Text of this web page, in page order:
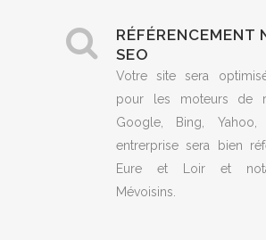
RÉFÉRENCEMENT
SEO
Votre site sera
pour les moteurs de
Google, Bing,
entrerprise sera bien
Eure et Loir et
Mévoisins.